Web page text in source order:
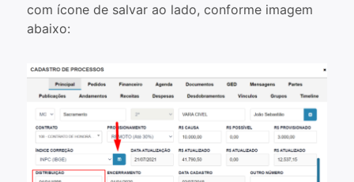
com ícone de salvar ao lado, conforme imagem
abaixo: